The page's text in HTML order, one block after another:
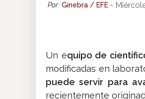
Por: Ginebra / EFE -
Un equipo de
modificadas en
puede servir para
recientemente